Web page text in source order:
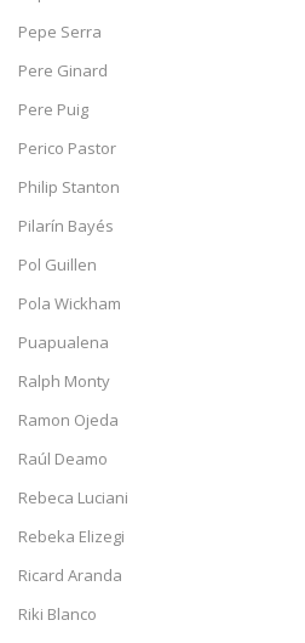
Pepe Serra
Pere Ginard
Pere Puig
Perico Pastor
Philip Stanton
Pilarín Bayés
Pol Guillen
Pola Wickham
Puapualena
Ralph Monty
Ramon Ojeda
Raúl Deamo
Rebeca Luciani
Rebeka Elizegi
Ricard Aranda
Riki Blanco